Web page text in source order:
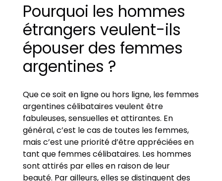
Pourquoi les hommes
étrangers veulent-ils
épouser des femmes
argentines ?
Que ce soit en ligne ou hors ligne, les femmes
argentines célibataires veulent être
fabuleuses, sensuelles et attirantes. En
général, c’est le cas de toutes les femmes,
mais c’est une priorité d’être appréciées en
tant que femmes célibataires. Les hommes
sont attirés par elles en raison de leur
beauté. Par ailleurs, elles se distinguent des